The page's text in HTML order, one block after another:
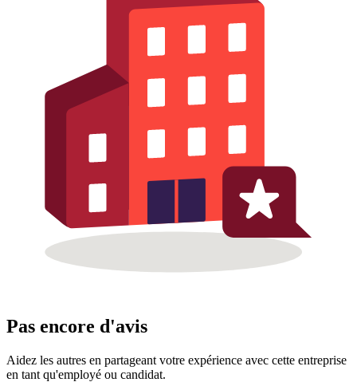
Pas encore d'avis
Aidez les autres en partageant votre expérience avec cette entreprise
en tant qu'employé ou candidat.